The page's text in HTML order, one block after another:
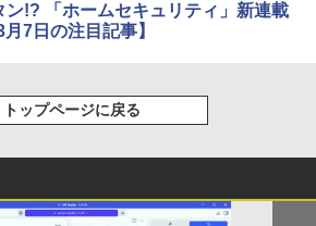
ン!? 「ホームセキュリティ」新連載
7日の注目記事】
トップページに戻る